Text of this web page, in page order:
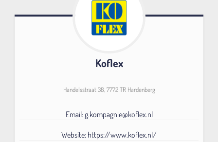
Koflex
Handelsstraat 38, 7772 TR Hardenberg
Email: g.kompagnie@koflex.nl
Website: https://www.koflex.nl/